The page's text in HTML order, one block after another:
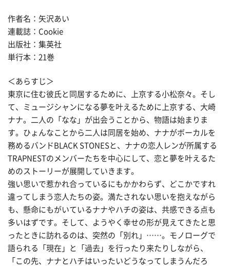
作者名：矢沢あい
連載誌：Cookie
出版社：集英社
単行本：21巻
＜あらすじ＞
東京に住む彼氏と同居するために、上京する小松奈々。そし
て、ミュージシャンになる夢を叶えるために上京する、大崎
ナナ。二人の「なな」が出会うことから、物語は始まりま
す。ひょんなことから二人は同居を始め、ナナがボーカルを
務めるバンドBLACK STONESと、ナナの恋人レンが所属する
TRAPNESTのメンバーたちを中心にして、恋と夢を叶えるた
めのストーリーが展開していきます。
強い思いで惹かれ合っているにもかかわらず、どこかですれ
違ってしまう恋人たちの姿。満たされない思いを抱えながら
も、懸命にもがいているナナやハチの姿は、共感できる点も
多いはずです。そして、ようやく幸せの形が見えてきたと思
ったときに訪れるのは、突然の「別れ」……。モノローグで
語られる「現在」と「過去」を行ったり来たりしながら、
「この先、ナナとハチはいったいどうなってしまうんだろ